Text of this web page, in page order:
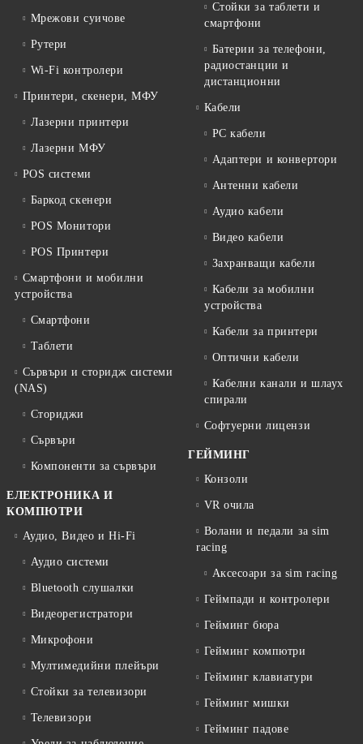
Мрежови суичове
Рутери
Wi-Fi контролери
Принтери, скенери, МФУ
Лазерни принтери
Лазерни МФУ
POS системи
Баркод скенери
POS Монитори
POS Принтери
Смартфони и мобилни
устройства
Смартфони
Таблети
Сървъри и сторидж системи
(NAS)
Сториджи
Сървъри
Компоненти за сървъри
ЕЛЕКТРОНИКА И
КОМПЮТРИ
Аудио, Видео и Hi-Fi
Аудио системи
Bluetooth слушалки
Видеорегистратори
Микрофони
Мултимедийни плейъри
Стойки за телевизори
Телевизори
Стойки за таблети и
смартфони
Батерии за телефони,
радиостанции и
дистанционни
Кабели
PC кабели
Адаптери и конвертори
Антенни кабели
Аудио кабели
Видео кабели
Захранващи кабели
Кабели за мобилни
устройства
Кабели за принтери
Оптични кабели
Кабелни канали и шлаух
спирали
Софтуерни лицензи
ГЕЙМИНГ
Конзоли
VR очила
Волани и педали за sim
racing
Аксесоари за sim racing
Геймпади и контролери
Гейминг бюра
Гейминг компютри
Гейминг клавиатури
Гейминг мишки
Гейминг падове